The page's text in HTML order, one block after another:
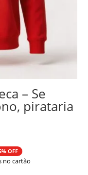
– Se
pirataria
OFF
no cartão